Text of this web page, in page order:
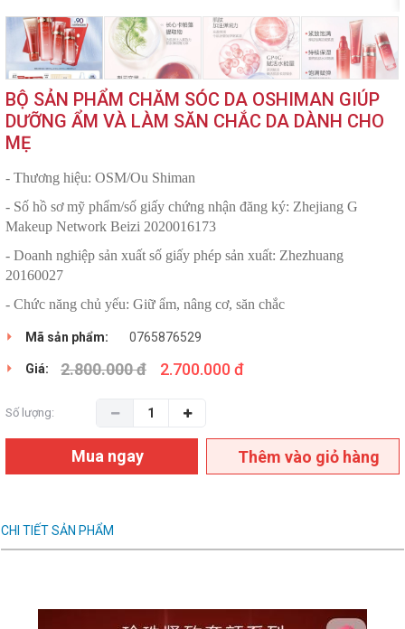
BỘ SẢN PHẨM CHĂM SÓC DA OSHIMAN GIÚP
DƯỠNG ẨM VÀ LÀM SĂN CHẮC DA DÀNH CHO
MẸ
- Thương hiệu: OSM/Ou Shiman
- Số hồ sơ mỹ phẩm/số giấy chứng nhận đăng ký: Zhejiang G
Makeup Network Beizi 2020016173
- Doanh nghiệp sản xuất số giấy phép sản xuất: Zhezhuang
20160027
- Chức năng chủ yếu: Giữ ẩm, nâng cơ, săn chắc
Mã sản phẩm: 0765876529
Giá: 2.800.000 đ 2.700.000 đ
Số lượng:
Mua ngay Thêm vào giỏ hàng
CHI TIẾT SẢN PHẨM